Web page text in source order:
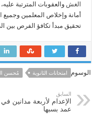
الغش والعقوبات المترتبة
أمانة وإخلاص المعلمين وجميع
تحقيق مبدأ تكافؤ الفرص بين
الوسوم امتحانات الثانوية مُحسن
السابق
الإعدام لأربعة مدانين
عمد بسبها